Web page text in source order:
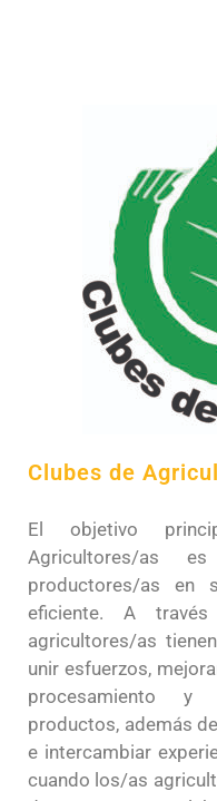
Clubes de
El objetivo
Agricultores/as
productores/as en
eficiente. A
agricultores/as
unir esfuerzos,
procesamiento y
productos, además
e intercambiar
cuando los/as